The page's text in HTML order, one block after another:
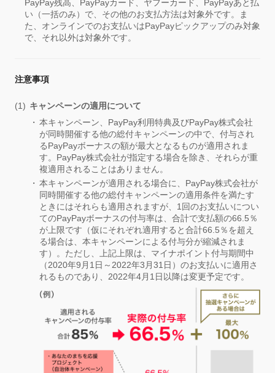
PayPay残高、PayPayカード、ヤフーカード、PayPayあと払
い（一括のみ）で、その他のお支払方法は対象外です。ま
た、オンラインでのお支払いはPayPayピックアップのみ対象
で、それ以外は対象外です。
注意事項
キャンペーンの適用について
本キャンペーン、PayPay利用特典及びPayPay株式会社
が同時開催する他の総付キャンペーンの中で、付与され
るPayPayボーナスの額が最大となるものが適用されま
す。PayPay株式会社が指定する場合を除き、それらが重
複適用されることはありません。
本キャンペーンが適用される場合に、PayPay株式会社が
同時開催する他の総付キャンペーンの適用条件を満たす
ときにはそれらも適用されますが、1回のお支払いについ
てのPayPayボーナスの付与率は、合計で支払額の66.5％
が上限です（仮にそれぞれ適用すると合計66.5％を超え
る場合は、本キャンペーンによる付与分が縮減されま
す）。ただし、上記上限は、マイナポイント付与期間中
（2020年9月1日～2022年3月31日）のお支払いに適用さ
れるものであり、2022年4月1日以降は変更予定です。